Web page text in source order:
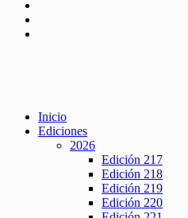
Inicio
Ediciones
2026
Edición 217
Edición 218
Edición 219
Edición 220